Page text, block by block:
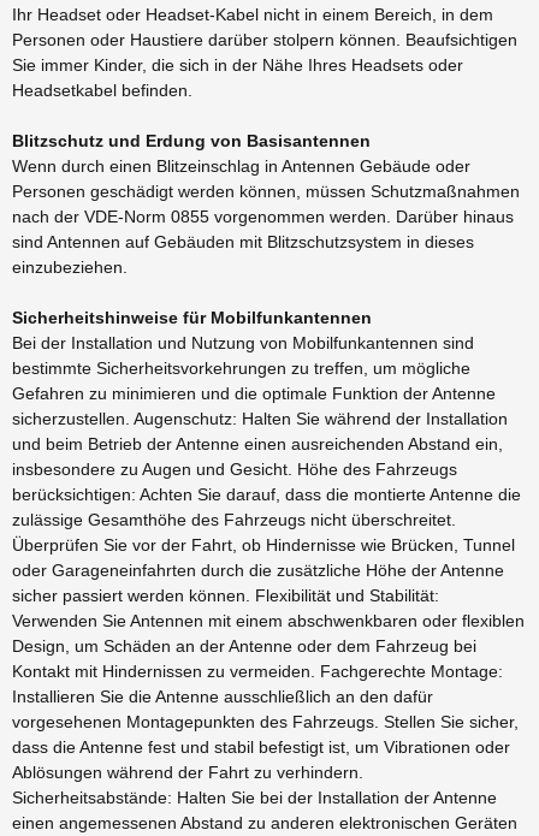
Ihr Headset oder Headset-Kabel nicht in einem Bereich, in dem
Personen oder Haustiere darüber stolpern können. Beaufsichtigen
Sie immer Kinder, die sich in der Nähe Ihres Headsets oder
Headsetkabel befinden.
Blitzschutz und Erdung von Basisantennen
Wenn durch einen Blitzeinschlag in Antennen Gebäude oder
Personen geschädigt werden können, müssen Schutzmaßnahmen
nach der VDE-Norm 0855 vorgenommen werden. Darüber hinaus
sind Antennen auf Gebäuden mit Blitzschutzsystem in dieses
einzubeziehen.
Sicherheitshinweise für Mobilfunkantennen
Bei der Installation und Nutzung von Mobilfunkantennen sind
bestimmte Sicherheitsvorkehrungen zu treffen, um mögliche
Gefahren zu minimieren und die optimale Funktion der Antenne
sicherzustellen. Augenschutz: Halten Sie während der Installation
und beim Betrieb der Antenne einen ausreichenden Abstand ein,
insbesondere zu Augen und Gesicht. Höhe des Fahrzeugs
berücksichtigen: Achten Sie darauf, dass die montierte Antenne die
zulässige Gesamthöhe des Fahrzeugs nicht überschreitet.
Überprüfen Sie vor der Fahrt, ob Hindernisse wie Brücken, Tunnel
oder Garageneinfahrten durch die zusätzliche Höhe der Antenne
sicher passiert werden können. Flexibilität und Stabilität:
Verwenden Sie Antennen mit einem abschwenkbaren oder flexiblen
Design, um Schäden an der Antenne oder dem Fahrzeug bei
Kontakt mit Hindernissen zu vermeiden. Fachgerechte Montage:
Installieren Sie die Antenne ausschließlich an den dafür
vorgesehenen Montagepunkten des Fahrzeugs. Stellen Sie sicher,
dass die Antenne fest und stabil befestigt ist, um Vibrationen oder
Ablösungen während der Fahrt zu verhindern.
Sicherheitsabstände: Halten Sie bei der Installation der Antenne
einen angemessenen Abstand zu anderen elektronischen Geräten